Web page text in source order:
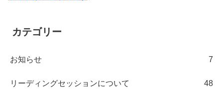
カテゴリー
お知らせ 7
リーディングセッションについて 48